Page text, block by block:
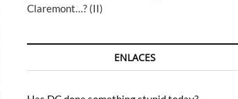
Claremont…? (II)
ENLACES